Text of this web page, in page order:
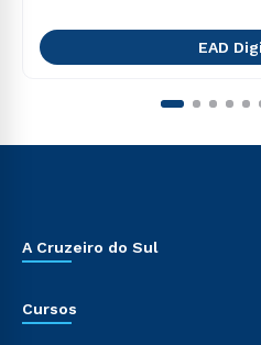
EAD
A Cruzeiro do Sul
Cursos